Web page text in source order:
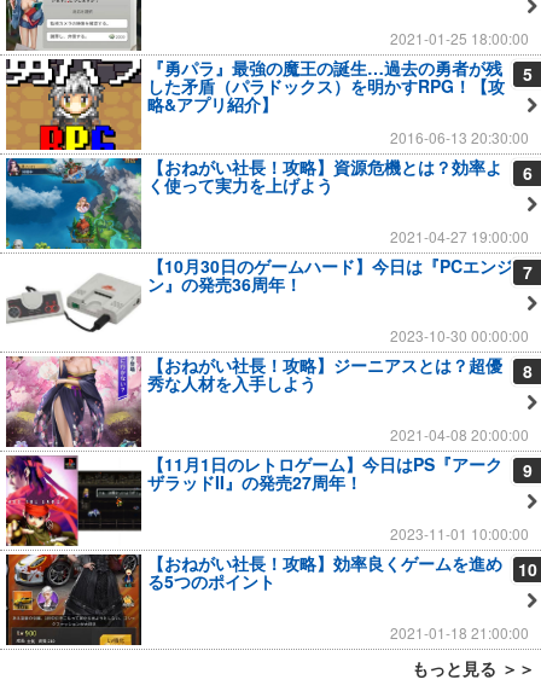
2021-01-25 18:00:00
5
『勇パラ』最強の魔王の誕生…過去の勇者が残
した矛盾（パラドックス）を明かすRPG！【攻
略&アプリ紹介】
2016-06-13 20:30:00
6
【おねがい社長！攻略】資源危機とは？効率よ
く使って実力を上げよう
2021-04-27 19:00:00
7
【10月30日のゲームハード】今日は『PCエンジ
ン』の発売36周年！
2023-10-30 00:00:00
8
【おねがい社長！攻略】ジーニアスとは？超優
秀な人材を入手しよう
2021-04-08 20:00:00
9
【11月1日のレトロゲーム】今日はPS『アーク
ザラッドII』の発売27周年！
2023-11-01 10:00:00
10
【おねがい社長！攻略】効率良くゲームを進め
る5つのポイント
2021-01-18 21:00:00
もっと見る ＞＞